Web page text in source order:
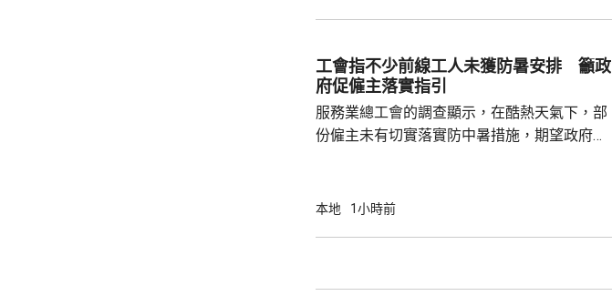
多，若能應付人流，相信日後運作會相對暢
順。
工會指不少前線工人未獲防暑安排 籲政
府促僱主落實指引
服務業總工會的調查顯示，在酷熱天氣下，部
份僱主未有切實落實防中暑措施，期望政府加
作逾4小時，僱主沒有安排額外休息時間，亦
指引》，而且工作暑熱警告等指引對僱主的法
本地 1小時前